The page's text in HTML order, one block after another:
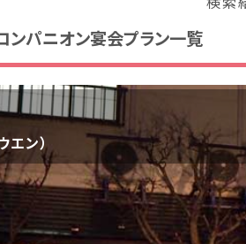
兵庫県(2)
ンパニオン宴会プラン一覧
エン）